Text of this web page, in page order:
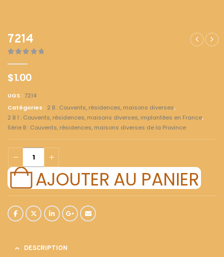
7214
$1.00
UGS :7214
Catégories : 2 B : Couvents, résidences, maisons diverses,
2 B 1 : Couvents, résidences, maisons diverses, implantées en France,
Série B : Couvents, résidences, maisons diverses de la Province
AJOUTER AU PANIER
DESCRIPTION